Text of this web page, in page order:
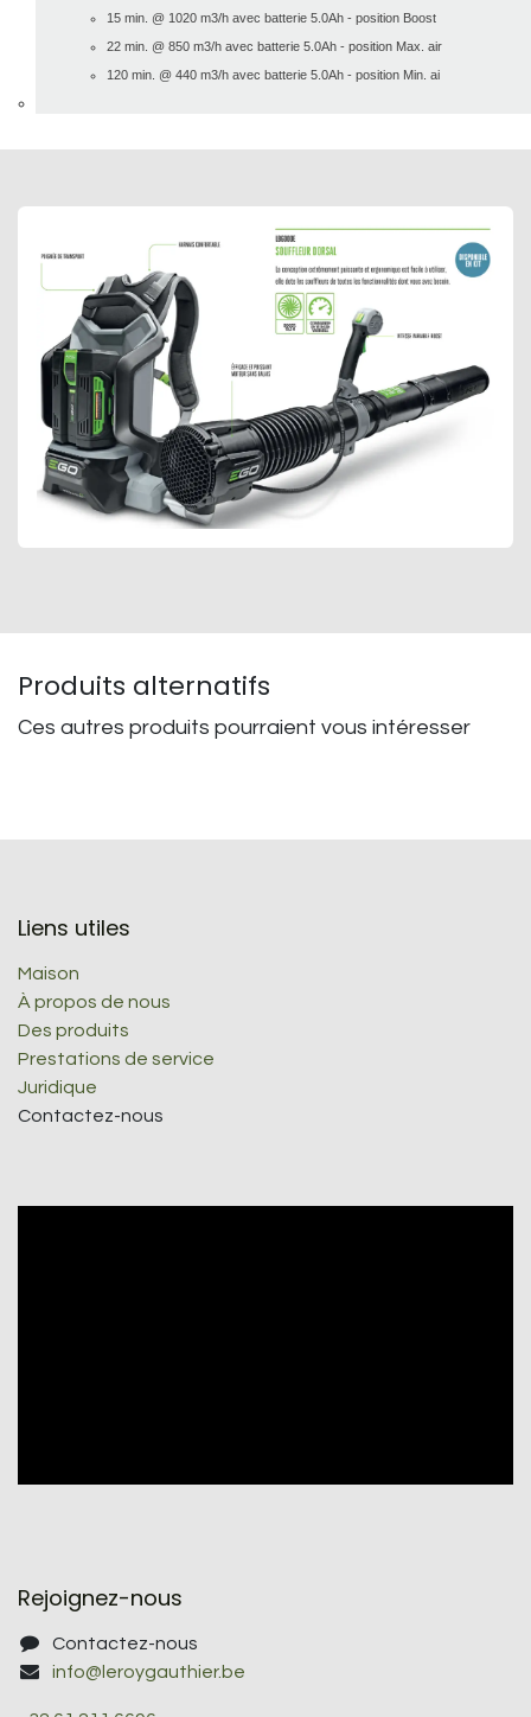
15 min. @ 1020 m3/h avec batterie 5.0Ah - position Boost
22 min. @ 850 m3/h avec batterie 5.0Ah - position Max. air
120 min. @ 440 m3/h avec batterie 5.0Ah - position Min. ai
Produits alternatifs
Ces autres produits pourraient vous intéresser
Liens utiles
Maison
À propos de nous
Des produits
Prestations de service
Juridique
Contactez-nous
Rejoignez-nous
Contactez-nous
info@leroygauthier.be